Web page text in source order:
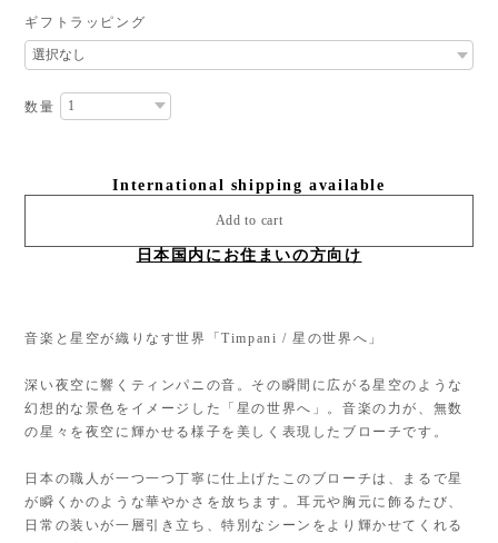
ギフトラッピング
数量
International shipping available
Add to cart
日本国内にお住まいの方向け
音楽と星空が織りなす世界「Timpani / 星の世界へ」
深い夜空に響くティンパニの音。その瞬間に広がる星空のような
幻想的な景色をイメージした「星の世界へ」。音楽の力が、無数
の星々を夜空に輝かせる様子を美しく表現したブローチです。
日本の職人が一つ一つ丁寧に仕上げたこのブローチは、まるで星
が瞬くかのような華やかさを放ちます。耳元や胸元に飾るたび、
日常の装いが一層引き立ち、特別なシーンをより輝かせてくれる